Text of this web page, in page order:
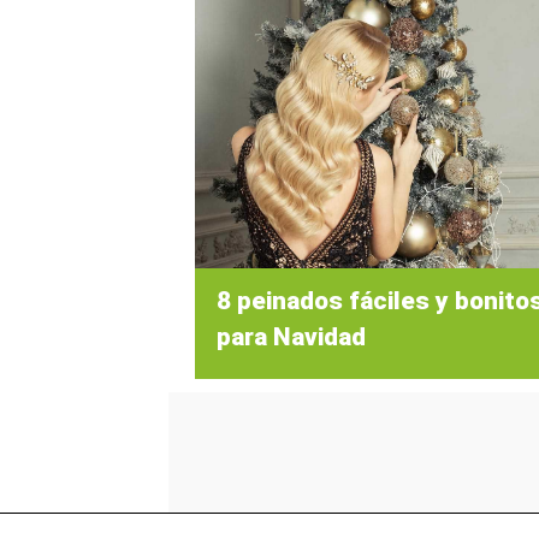
8 peinados fáciles y
para Navidad